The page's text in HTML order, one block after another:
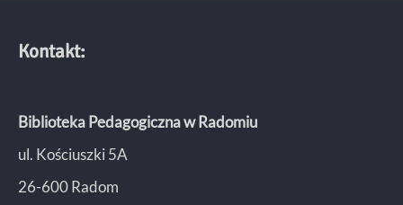
Kontakt:
Biblioteka Pedagogiczna w Radomiu
ul. Kościuszki 5A
26-600 Radom